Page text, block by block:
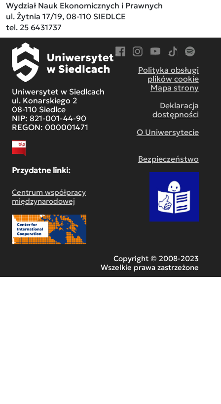
Wydział Nauk Ekonomicznych i Prawnych
ul. Żytnia 17/19, 08-110 SIEDLCE
tel. 25 6431737
Uniwersytet w Siedlcach
ul. Konarskiego 2
08-110 Siedlce
NIP: 821-001-44-90
REGON: 000001471
Przydatne linki:
Centrum współpracy
międzynarodowej
Polityka obsługi
plików cookie
Mapa strony
Deklaracja
dostępności
O Uniwersytecie
Bezpieczeństwo
Copyright © 2008-2023
Wszelkie prawa zastrzeżone